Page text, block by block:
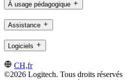
À usage pédagogique
Assistance
Logiciels
CH,fr
©2026 Logitech. Tous droits réservés